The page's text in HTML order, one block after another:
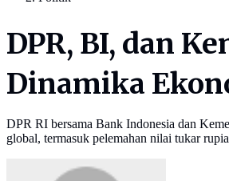
DPR, BI, dan
Dinamika
DPR RI bersama Bank Indonesia dan
global, termasuk pelemahan nilai tukar